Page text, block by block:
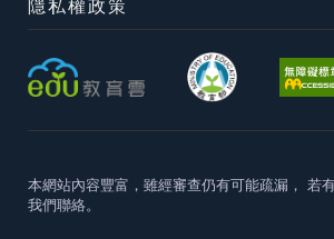
隱私權政策
本網站內容豐富，雖經審查仍有可能疏漏， 若
我們聯絡。